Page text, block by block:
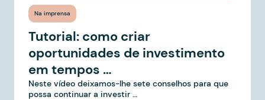
Na imprensa
Tutorial: como criar
oportunidades de investimento
em tempos …
Neste vídeo deixamos-lhe sete conselhos para que
possa continuar a investir …